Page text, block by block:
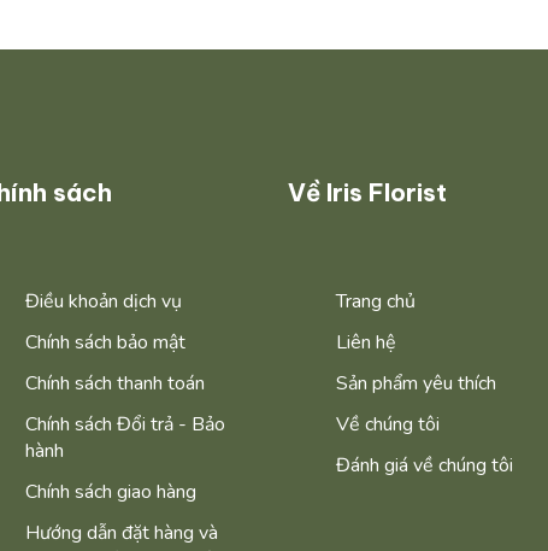
sách
Điều khoản dịch vụ
Chính sách bảo mật
Chính sách thanh toán
Chính sách Đổi trả - Bảo
hành
Chính sách giao hàng
Hướng dẫn đặt hàng và
Về Iris Florist
Trang chủ
Liên hệ
Sản phẩm yêu thích
Về chúng tôi
Đánh giá về chúng tôi